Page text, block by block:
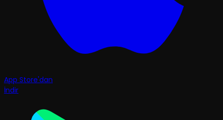
App Store'dan
İndir